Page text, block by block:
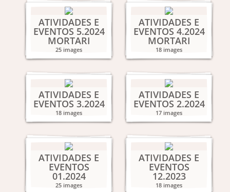
ATIVIDADES E
EVENTOS 5.2024
MORTARI
25 images
ATIVIDADES E
EVENTOS 4.2024
MORTARI
18 images
ATIVIDADES E
EVENTOS 3.2024
18 images
ATIVIDADES E
EVENTOS 2.2024
17 images
ATIVIDADES E
EVENTOS
01.2024
25 images
ATIVIDADES E
EVENTOS
12.2023
18 images